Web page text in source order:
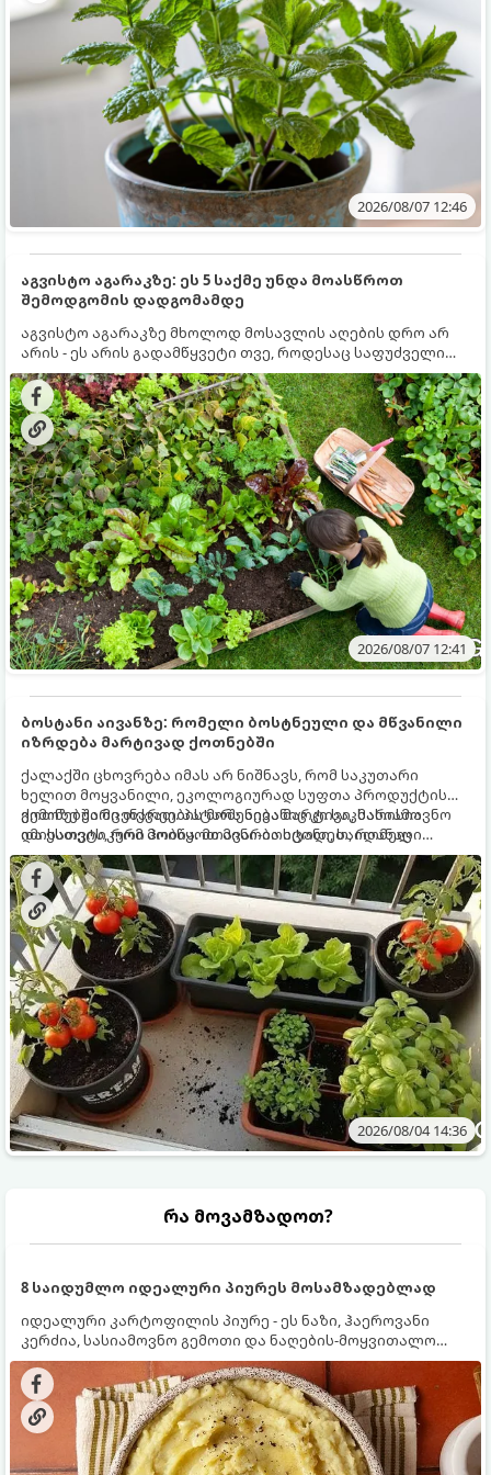
2026/08/07 12:46
აგვისტო აგარაკზე: ეს 5 საქმე უნდა მოასწროთ
შემოდგომის დადგომამდე
აგვისტო აგარაკზე მხოლოდ მოსავლის აღების დრო არ
არის - ეს არის გადამწყვეტი თვე, როდესაც საფუძველი
ეყრება მომავალი წლის მოსავალს და ბაღი მზადდება
შემოდგომა-ზამთრის სეზონისთვის. იმისათვის, რომ
ნიადაგმა ენერგია აღიდგინოს, ხოლო მცენარეებმა
ზამთარს გაუძლონ, აგვისტოს ბოლომდე 5
მნიშვნელოვანი საქმის გაკეთება უნდა მოასწროთ:
2026/08/07 12:41
ბოსტანი აივანზე: რომელი ბოსტნეული და მწვანილი
იზრდება მარტივად ქოთნებში
ქალაქში ცხოვრება იმას არ ნიშნავს, რომ საკუთარი
ხელით მოყვანილი, ეკოლოგიურად სუფთა პროდუქტის
გემოზე უარი თქვათ. პატარა აივანიც კი საკმარისია
იმისათვის, რომ მოიწყოთ მინი-ბოსტანი, საიდანაც
ყოველდღიურად ახალ, არომატულ მწვანილსა და
ბოსტნეულს მოკრეფთ.
ქოთნებში მცენარეების მოშენება მარტივი, სასიამოვნო
და ესთეტიკური ჰობია. მთავარია იცოდეთ, რომელი
კულტურები ეგუებიან ქოთნის პირობებს ყველაზე კარგად
და როგორ მოუაროთ მათ სწორად.
2026/08/04 14:36
რა მოვამზადოთ?
8 საიდუმლო იდეალური პიურეს მოსამზადებლად
იდეალური კარტოფილის პიურე - ეს ნაზი, ჰაეროვანი
კერძია, სასიამოვნო გემოთი და ნაღების-მოყვითალო
ფერით. მისი მომზადება ძალიან მარტივია, მაგრამ
არსებობს რამდენიმე საიდუმლო, რომლებიც უნდა
იცოდეთ, რომ პიურე იდეალურად გემრიელი გამოვიდეს.